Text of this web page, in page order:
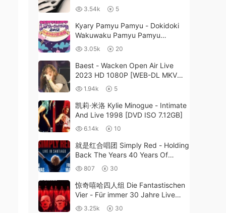
211MB]
3.54k 5
Kyary Pamyu Pamyu - Dokidoki
Wakuwaku Pamyu Pamyu
Revolution Land 2012 in Kirakira
Budokan 2013 [BDMV 38.5GB]
3.05k 20
Baest - Wacken Open Air Live
2023 HD 1080P [WEB-DL MKV
3GB]1.94k 5
凯莉·米洛 Kylie Minogue - Intimate
And Live 1998 [DVD ISO 7.12GB]
6.14k 10
就是红合唱团 Simply Red - Holding
Back The Years 40 Years Of
Simply Red 2025 [BDMV 33GB]
807 30
惊奇嘻哈四人组 Die Fantastischen
Vier - Für immer 30 Jahre Live
2022《BDISO 27.2GB》
3.25k 30